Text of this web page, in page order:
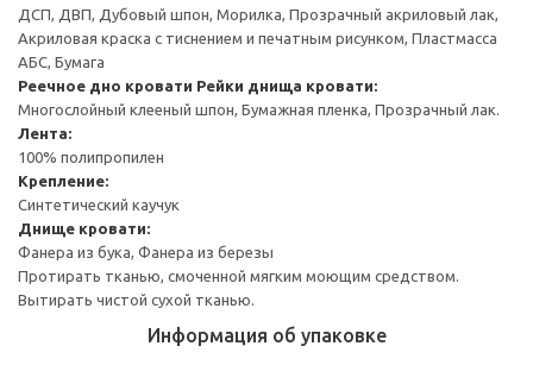
ДСП, ДВП, Дубовый шпон, Морилка, Прозрачный акриловый лак,
Акриловая краска с тиснением и печатным рисунком, Пластмасса
АБС, Бумага
Реечное дно кровати Рейки днища кровати:
Многослойный клееный шпон, Бумажная пленка, Прозрачный лак.
Лента:
100% полипропилен
Крепление:
Синтетический каучук
Днище кровати:
Фанера из бука, Фанера из березы
Протирать тканью, смоченной мягким моющим средством.
Вытирать чистой сухой тканью.
Информация об упаковке